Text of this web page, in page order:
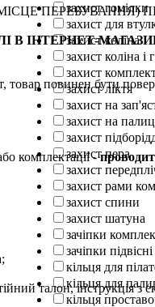
захист гомілки
захист для
захист коліна
захист коліна і
захист
захист ліктя
захист на
захист на
захист
захист пера
захист
захист рами
захист спини
захист шатуна
зачіпки
зачіпки підвісні
кільця для
кільця для
кільця
ПЕРЕБУВАННЯ)
В ІНТЕРНЕТ-
повинен бути
комплектації -
талон, інструкція з